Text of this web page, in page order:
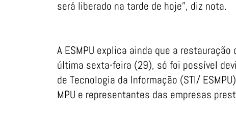
será liberado na tarde de hoje”, diz nota.
A ESMPU explica ainda que a
última sexta-feira (29), só foi possível
de Tecnologia da Informação (STI/
MPU e representantes das empresas